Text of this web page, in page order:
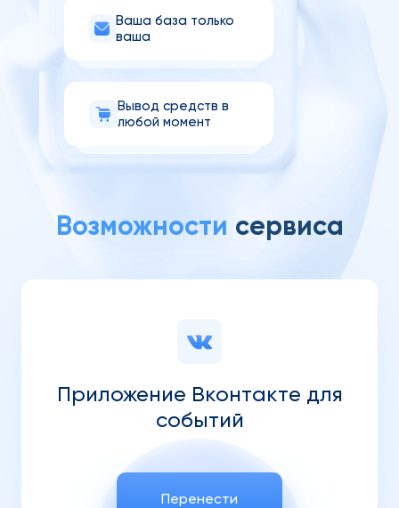
Ваша база только
ваша
Вывод средств в
любой момент
Возможности сервиса
Приложение Вконтакте для
событий
Перенести